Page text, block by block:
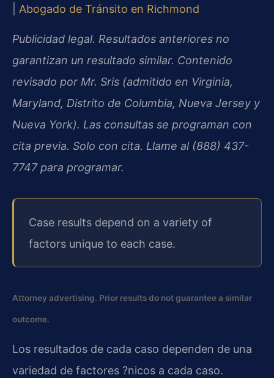
Abogado de Tránsito en Richmond
Publicidad legal. Resultados anteriores no
garantizan un resultado similar. Contenido
revisado por Mr. Sris (admitido en Virginia,
Maryland, Distrito de Columbia, Nueva Jersey y
Nueva York). Las consultas se programan con
cita previa. Solo con cita. Llame al (888) 437-
7747 para programar.
Case results depend on a variety of
factors unique to each case.
Attorney advertising. Prior results do not guarantee a similar
outcome.
Los resultados de cada caso dependen de una
variedad de factores ?nicos a cada caso.